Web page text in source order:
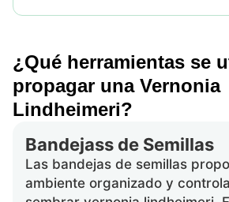
¿Qué herramientas se
propagar una Vernonia
Lindheimeri?
Bandejass de Semillas
Las bandejas de semillas
ambiente organizado y